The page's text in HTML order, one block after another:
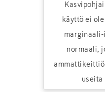
käyttö ei ole
marginaali-
normaali,
useita